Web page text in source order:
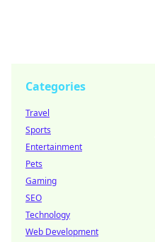
Categories
Travel
Sports
Entertainment
Pets
Gaming
SEO
Technology
Web Development